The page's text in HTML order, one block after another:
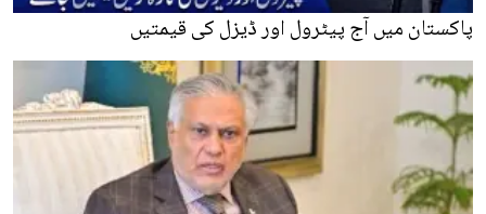
پاکستان میں آج پیٹرول اور ڈیزل کی قیمتیں